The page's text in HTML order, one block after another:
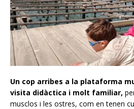
Un cop arribes a la plataforma
visita didàctica i molt familiar,
musclos i les ostres, com en tenen